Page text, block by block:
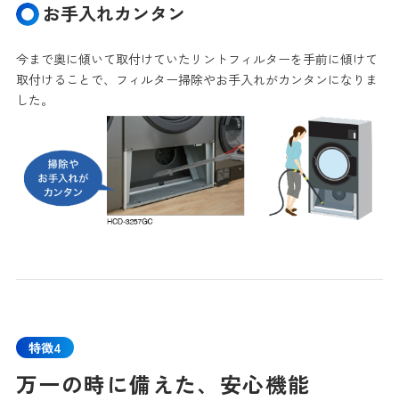
お手入れカンタン
今まで奥に傾いて取付けていたリントフィルターを手前に傾けて
取付けることで、フィルター掃除やお手入れがカンタンになりま
した。
特徴4
万一の時に備えた、安心機能